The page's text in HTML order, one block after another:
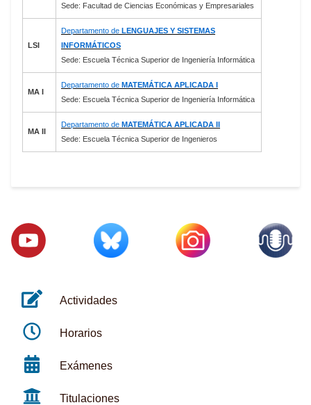
Sede: Facultad de Ciencias Económicas y Empresariales
LSI
Departamento de LENGUAJES Y SISTEMAS
INFORMÁTICOS
Sede: Escuela Técnica Superior de Ingeniería Informática
MA I
Departamento de MATEMÁTICA APLICADA I
Sede: Escuela Técnica Superior de Ingeniería Informática
MA II
Departamento de MATEMÁTICA APLICADA II
Sede: Escuela Técnica Superior de Ingenieros
Actividades
Horarios
Exámenes
Titulaciones